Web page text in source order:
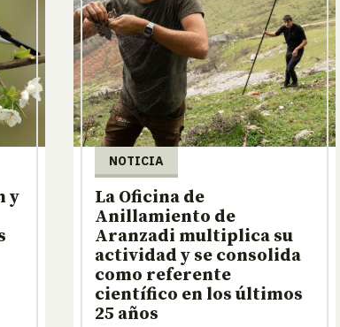
y
NOTICIA
La Oficina de
Anillamiento de
Aranzadi multiplica su
actividad y se consolida
como referente
científico en los últimos
25 años